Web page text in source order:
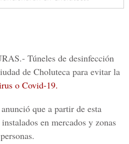
Túneles de desinfección
de Choluteca para evitar la
o Covid-19.
que a partir de esta
en mercados y zonas